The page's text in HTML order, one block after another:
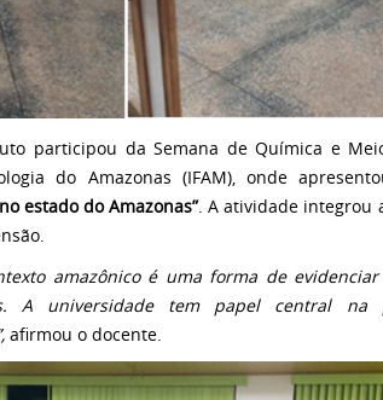
participou da Semana de Química e
do Amazonas (IFAM), onde
estado do Amazonas”. A atividade integrou
amazônico é uma forma de
A universidade tem papel central na
afirmou o docente.